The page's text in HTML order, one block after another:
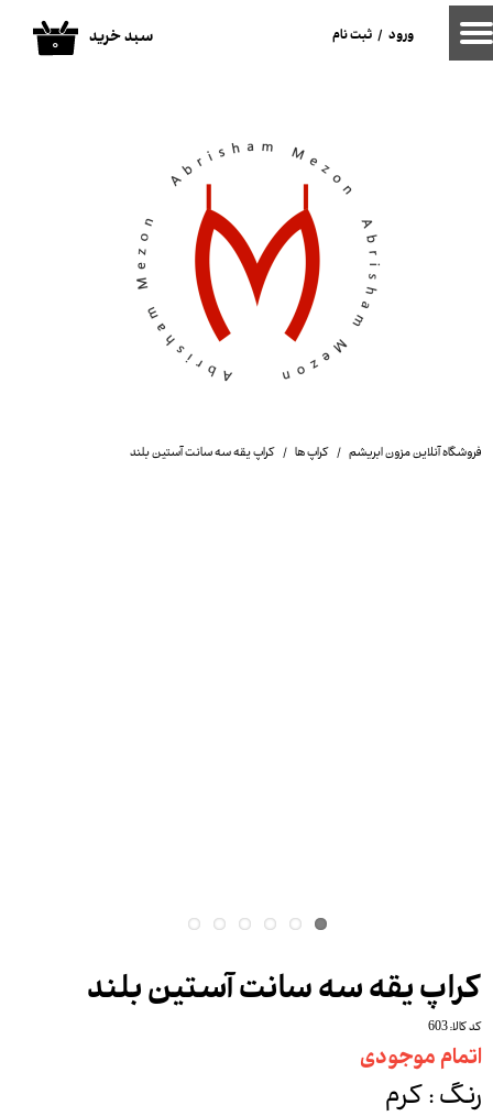
ورود / ثبت نامحساب کاربری من
خروج از حساب کاربری
۰ سبد خرید
فروشگاه آنلاین مزون ابریشم کراپ ها کراپ یقه سه سانت آستین بلند
کراپ یقه سه سانت آستین بلند
کد کالا: 603
اتمام موجودی
رنگ: کرم